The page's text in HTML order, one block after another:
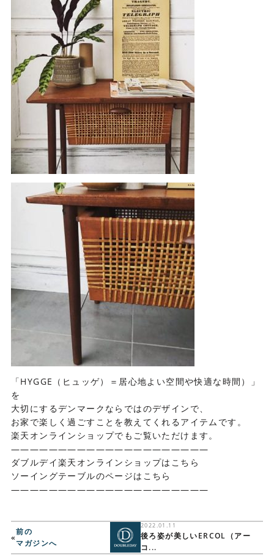
「HYGGE（ヒュッゲ）＝居心地よい空間や快適な時間）」
を
大切にするデンマークならではのデザインで、
お家で楽しく過ごすことを教えてくれるアイテムです。
楽天オンラインショップでもご覧いただけます。
—————————————————————
ダブルデイ楽天オンラインショップは こちら
ソーイングテーブルのページは こちら
—————————————————————
2022.01.11
後ろ姿が美しいERCOL（アー
コ...
«
前の
マガジンへ